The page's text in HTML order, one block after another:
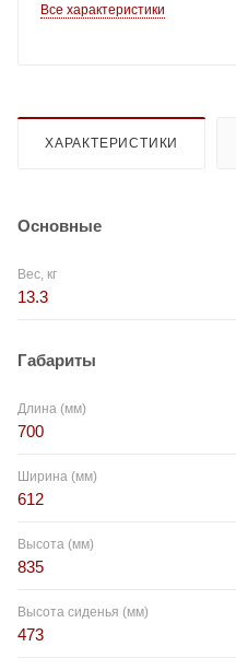
Все характеристики
ХАРАКТЕРИСТИКИ
Основные
Вес, кг
13.3
Габариты
Длина (мм)
700
Ширина (мм)
612
Высота (мм)
835
Высота сиденья (мм)
473